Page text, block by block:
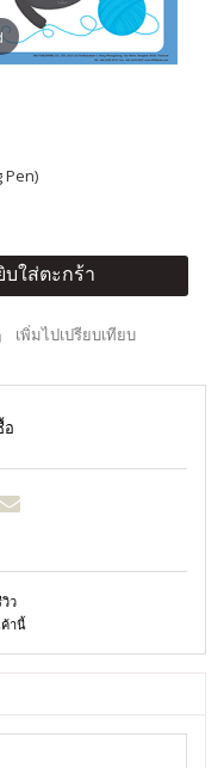
Pen)
ใส่ตะกร้า
เพิ่มไปเปรียบเทียบ
อ
ว
านี้